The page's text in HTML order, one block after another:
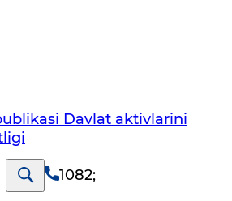
Davlat aktivlarini
1082;